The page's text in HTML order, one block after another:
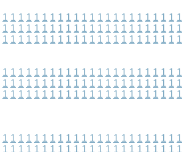
1 1 1 1 1 1 1 1 1 1 1 1 1 1 1 1 1 1 1 1 1 1 1
1 1 1 1 1 1 1 1 1 1 1 1 1 1 1 1 1 1 1 1 1 1 1
1 1 1 1 1 1 1 1 1 1 1 1 1 1 1 1 1 1 1 1 1 1 1
1 1 1 1 1 1 1 1 1 1 1 1 1 1 1 1 1 1 1 1 1 1 1
1 1 1 1 1 1 1 1 1 1 1 1 1 1 1 1 1 1 1 1 1 1 1
1 1 1 1 1 1 1 1 1 1 1 1 1 1 1 1 1 1 1 1 1 1 1
1 1 1 1 1 1 1 1 1 1 1 1 1 1 1 1 1 1 1 1 1 1 1
1 1 1 1 1 1 1 1 1 1 1 1 1 1 1 1 1 1 1 1 1 1 1